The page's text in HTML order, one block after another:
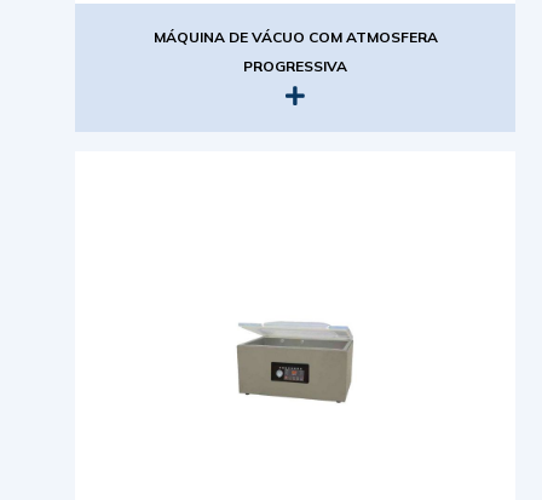
MÁQUINA DE VÁCUO COM ATMOSFERA
PROGRESSIVA